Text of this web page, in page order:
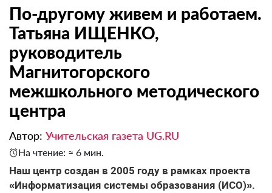
По-другому живем и работаем.
Татьяна ИЩЕНКО,
руководитель
Магнитогорского
межшкольного методического
центра
Автор: Учительская газета UG.RU
На чтение: ≈ 6 мин.
Наш центр создан в 2005 году в рамках проекта
«Информатизация системы образования (ИСО)».